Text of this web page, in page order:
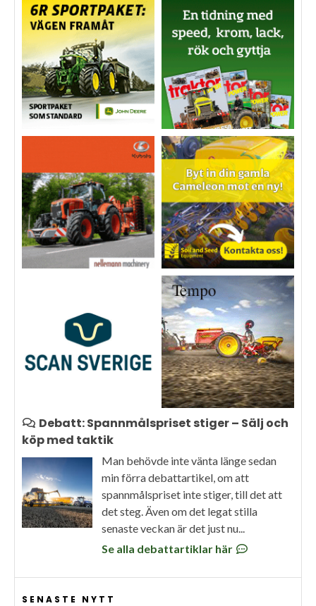
Debatt: Spannmålspriset stiger – Sälj och
köp med taktik
Man behövde inte vänta länge sedan
min förra debattartikel, om att
spannmålspriset inte stiger, till det att
det steg. Även om det legat stilla
senaste veckan är det just nu...
Se alla debattartiklar här
SENASTE NYTT